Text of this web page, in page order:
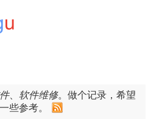
、 软件维修。做个记录，希望
些参考。